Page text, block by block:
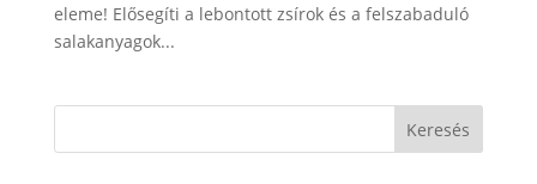
eleme! Elősegíti a lebontott zsírok és a felszabaduló
salakanyagok...